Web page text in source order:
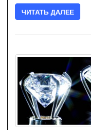
ЧИТАТЬ ДАЛЕЕ